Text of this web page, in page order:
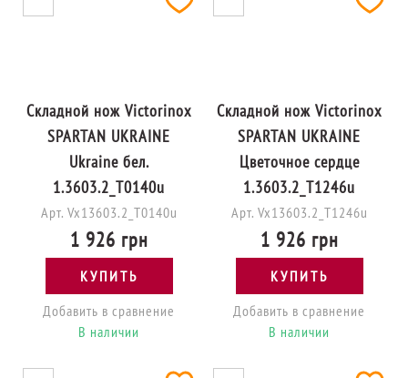
Складной нож Victorinox
SPARTAN UKRAINE
Ukraine бел.
1.3603.2_T0140u
Арт. Vx13603.2_T0140u
1 926 грн
КУПИТЬ
Добавить в сравнение
В наличии
Складной нож Victorinox
SPARTAN UKRAINE
Цветочное сердце
1.3603.2_T1246u
Арт. Vx13603.2_T1246u
1 926 грн
КУПИТЬ
Добавить в сравнение
В наличии